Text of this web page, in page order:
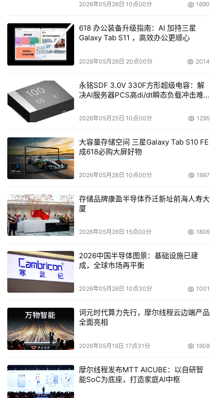
图3：浪潮NAS-DAS整体解决方案
目前应用最多的存储方式是服务器加DAS存储的结构。
很多时候用户的DAS存储空间利用率并不高，而对NAS却经
存储系统用以共享存储空间提高资源利用率呢？浪潮的
NAS-DAS整体解决方案就是实现这种功能的方案。方案拓
扑图见图3。图中的浪潮NS5200加装SCSI卡连接服务器的
储空间实现NAS的扩容，同时可以和服务器共享存储文件。
这样当服务器要调用NAS上的共享文件时可直接通过直联
SCSI通道访问DAS设备，减少网络带宽占用，明显提升整
具有极大的扩容空间，整个方案实现了NAS的大容量扩容和
DAS的高利用率。
浪潮存储专家--NAS-SAN整体解决方案
随着应用规模的扩大，可以加入FC交换机使更多的服务
器共享存储空间，这样就构成了浪潮NAS-SAN整体解决方
我们刚才提供方案同样适用于服务器通过光纤直接连接
的FC存储设备的情况，此时NAS需要加装HBA卡；随着应
用规模的扩大，可以加入FC交换机使更多的服务器共享存
储空间，这样就构成了浪潮NAS-SAN整体解决方案。
2026年05月26日 10点00分 1690
618 办公装备升级指南：AI 加持三星
Galaxy Tab S11 ，高效办公更顺心
2026年05月26日 20点00分 2014
永铭SDF 3.0V 330F方形超级电容：解
决AI服务器PCS高di/dt瞬态负载冲击难
2026年05月25日 10点00分 1295
大容量存储空间 三星Galaxy Tab S10 FE
成618必购大屏好物
2026年05月28日 10点00分 1997
存储品牌康盈半导体乔迁新址前海人寿大
厦
2026年05月26日 15点00分 1806
2026中国半导体图景：基础设施已建
成，全球市场再平衡
2026年05月26日 10点30分 1001
词元时代算力先行，摩尔线程云边端产品
全面亮相
2026年05月19日 17点31分 1908
摩尔线程发布MTT AICUBE：以自研智
能SoC为底座，打造家庭AI中枢